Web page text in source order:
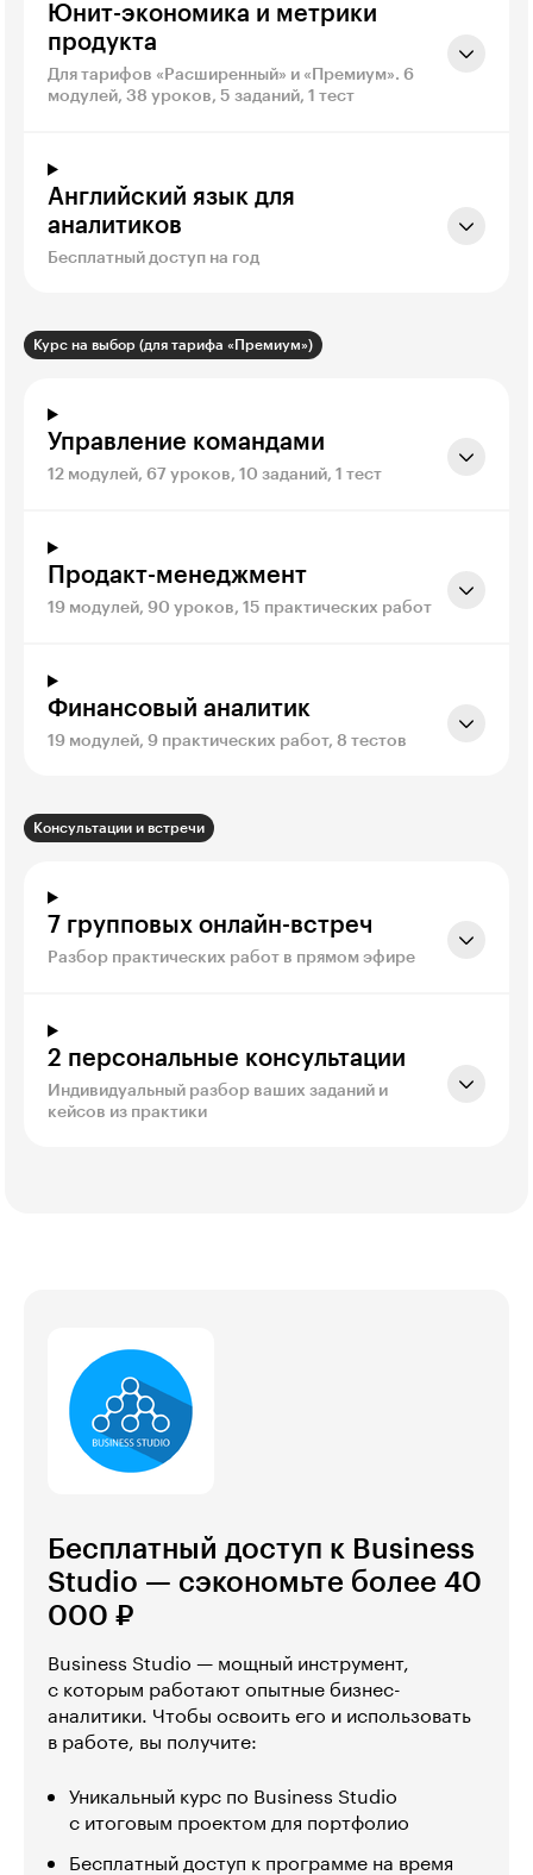
Юнит-экономика и метрики
продукта
Для тарифов «Расширенный» и «Премиум». 6
модулей, 38 уроков, 5 заданий, 1 тест
Английский язык для
аналитиков
Бесплатный доступ на год
Курс на выбор (для тарифа «Премиум»)
Управление командами
12 модулей, 67 уроков, 10 заданий, 1 тест
Продакт-менеджмент
19 модулей, 90 уроков, 15 практических работ
Финансовый аналитик
19 модулей, 9 практических работ, 8 тестов
Консультации и встречи
7 групповых онлайн-встреч
Разбор практических работ в прямом эфире
2 персональные консультации
Индивидуальный разбор ваших заданий и
кейсов из практики
Бесплатный доступ к Business
Studio — сэкономьте более 40
000 ₽
Business Studio — мощный инструмент,
с которым работают опытные бизнес-
аналитики. Чтобы освоить его и использовать
в работе, вы получите:
Уникальный курс по Business Studio
с итоговым проектом для портфолио
Бесплатный доступ к программе на время